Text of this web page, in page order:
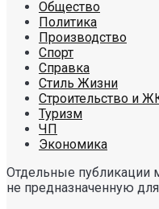
Общество
Политика
Производство
Спорт
Справка
Стиль Жизни
Строительство и
Туризм
ЧП
Экономика
Отдельные публикации
не предназначенную